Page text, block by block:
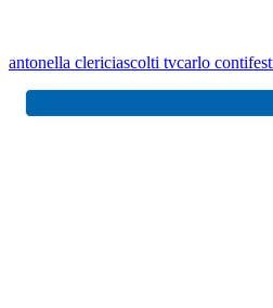
antonella clericiascolti tvcarlo conti